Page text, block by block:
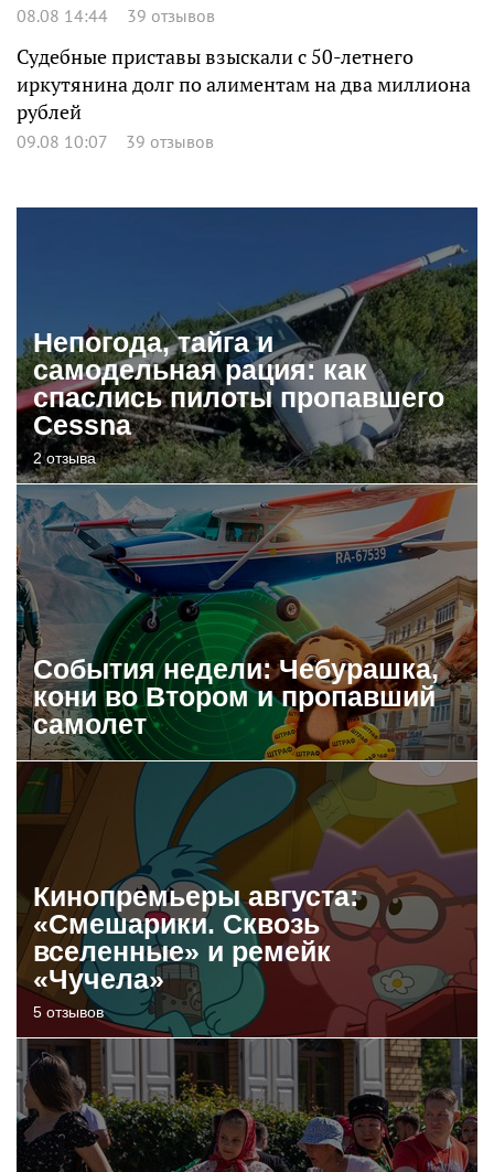
08.08 14:44 39 отзывов
Судебные приставы взыскали с 50-летнего
иркутянина долг по алиментам на два миллиона
рублей
09.08 10:07 39 отзывов
Непогода, тайга и
самодельная рация: как
спаслись пилоты пропавшего
Cessna
2 отзыва
События недели: Чебурашка,
кони во Втором и пропавший
самолет
Кинопремьеры августа:
«Смешарики. Сквозь
вселенные» и ремейк
«Чучела»
5 отзывов